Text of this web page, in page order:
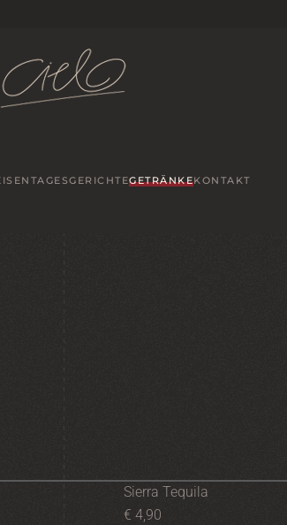
TAGESGERICHTEGETRÄNKEKONTAKT
Sierra Tequila
€ 4,90